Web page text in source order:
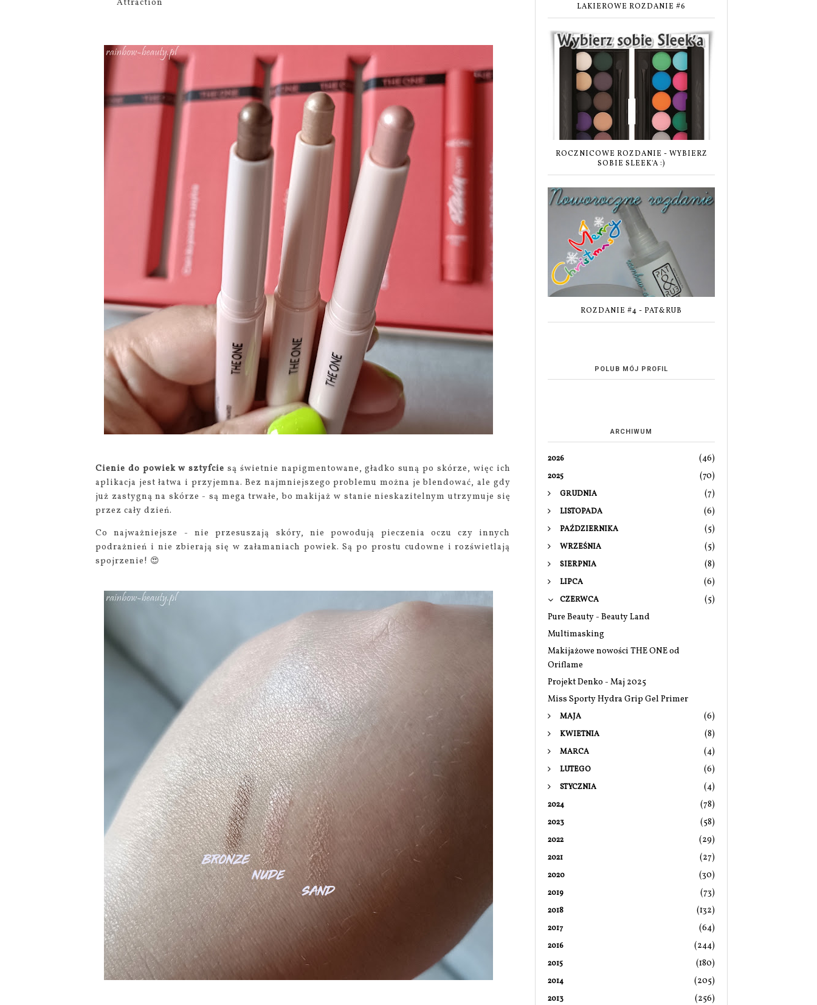
Attraction
Cienie do powiek w sztyfciesą świetnie napigmentowane, gładko suną po skórze, więc ich
aplikacja jest łatwa i przyjemna. Bez najmniejszego problemu można je blendować, ale gdy
już zastygną na skórze - są mega trwałe, bo makijaż w stanie nieskazitelnym utrzymuje się
przez cały dzień.
Co najważniejsze - nie przesuszają skóry, nie powodują pieczenia oczu czy innych
podrażnień i nie zbierają się w załamaniach powiek. Są po prostu cudowne i rozświetlają
spojrzenie! 😍
LAKIEROWE ROZDANIE #6
ROCZNICOWE ROZDANIE - WYBIERZ
SOBIE SLEEK'A :)
ROZDANIE #4 - PAT&RUB
POLUB MÓJ PROFIL
ARCHIWUM
2026 (46)
2025 (70)
GRUDNIA (7)
LISTOPADA (6)
PAŹDZIERNIKA (5)
WRZEŚNIA (5)
SIERPNIA (8)
LIPCA (6)
CZERWCA
(5)
Pure Beauty - Beauty Land
Multimasking
Makijażowe nowości THE ONE od
Oriflame
Projekt Denko - Maj 2025
Miss Sporty Hydra Grip Gel Primer
MAJA (6)
KWIETNIA (8)
MARCA (4)
LUTEGO (6)
STYCZNIA (4)
2024 (78)
2023 (58)
2022 (29)
2021 (27)
2020 (30)
2019 (73)
2018 (132)
2017 (64)
2016 (244)
2015 (180)
2014 (205)
2013 (256)